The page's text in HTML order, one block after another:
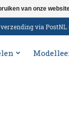
via
van onze